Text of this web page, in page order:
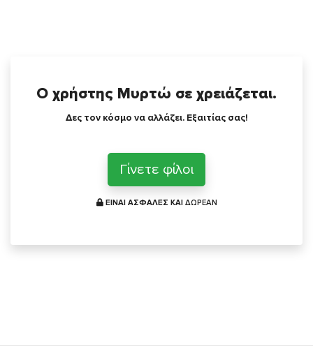
Ο χρήστης Μυρτώ σε χρειάζεται.
Δες τον κόσμο να αλλάζει. Εξαιτίας σας!
Γίνετε φίλοι
ΕΙΝΑΙ ΑΣΦΑΛΕΣ ΚΑΙ ΔΩΡΕΑΝ